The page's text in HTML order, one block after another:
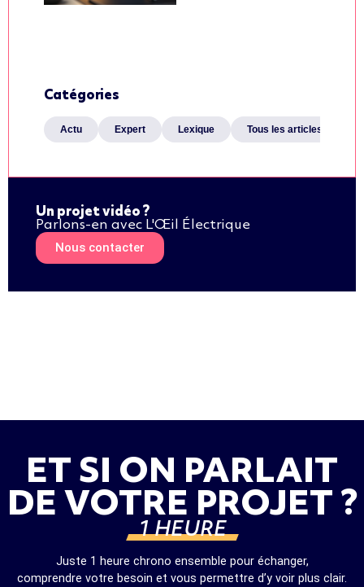
Catégories
Actu Expert Lexique Tous les articles
Un projet vidéo ?
Parlons-en avec L'Œil Électrique
Nous contacter
ET SI ON PARLAIT
DE VOTRE PROJET ?
1 HEURE
Juste 1 heure chrono ensemble pour échanger,
comprendre votre besoin et vous permettre d’y voir plus clair.